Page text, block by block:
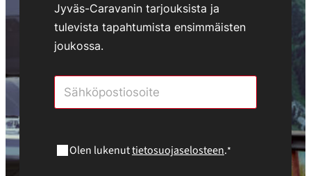
Jyväs-Caravanin tarjouksista ja
tulevista tapahtumista ensimmäisten
joukossa.
Olen lukenuttietosuojaselosteen.*